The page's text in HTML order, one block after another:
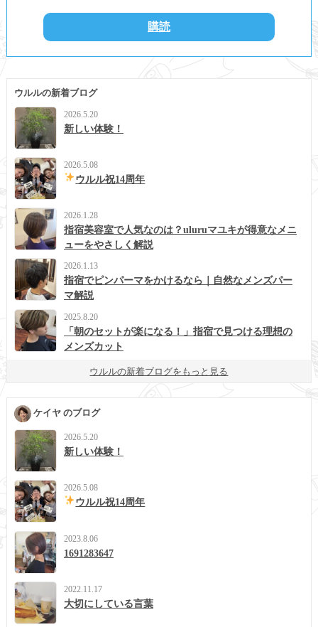
ウルルの新着ブログ
2026.5.20
新しい体験！
2026.5.08
ウルル祝14周年
2026.1.28
指宿美容室で人気なのは？uluruマユキが得意なメニ
ューをやさしく解説
2026.1.13
指宿でピンパーマをかけるなら｜自然なメンズパー
マ解説
2025.8.20
「朝のセットが楽になる！」指宿で見つける理想の
メンズカット
ウルルの新着ブログをもっと見る
ケイヤ のブログ
2026.5.20
新しい体験！
2026.5.08
ウルル祝14周年
2023.8.06
1691283647
2022.11.17
大切にしている言葉